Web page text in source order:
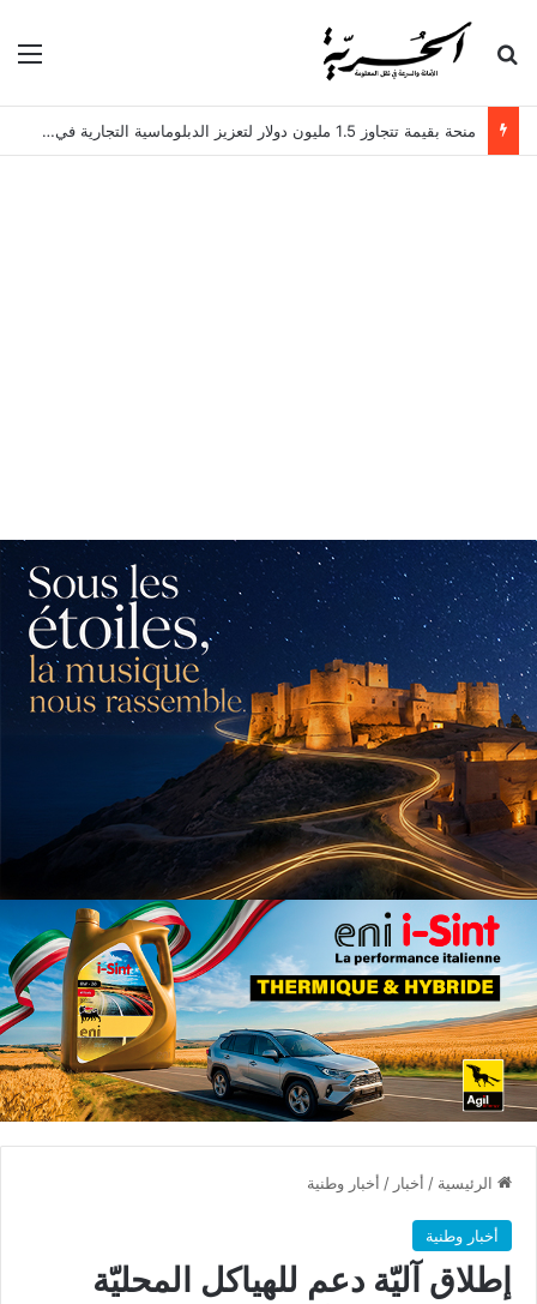
بحث عن
منحة بقيمة تتجاوز 1.5 مليون دولار لتعزيز الدبلوماسية التجارية في تونس!
الرئيسية / أخبار / أخبار وطنية
أخبار وطنية
إطلاق آليّة دعم للهياكل المحليّة